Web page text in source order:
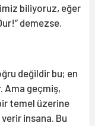
biliyoruz, eğer
demezse.
değildir bu; en
Ama geçmiş,
temel üzerine
insana. Bu